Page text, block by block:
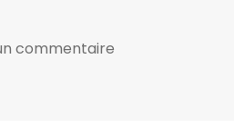
commentaire